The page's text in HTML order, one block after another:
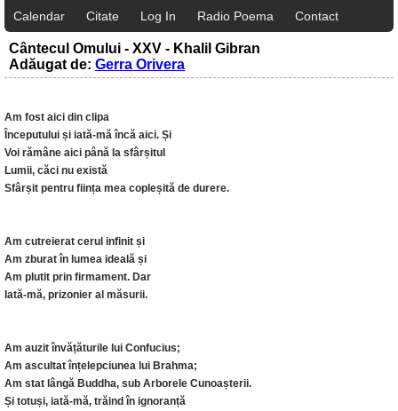
Calendar Citate Log In Radio Poema Contact
Cântecul Omului - XXV - Khalil Gibran
Adăugat de: Gerra Orivera
Am fost aici din clipa
Începutului și iată-mă încă aici. Și
Voi rămâne aici până la sfârșitul
Lumii, căci nu există
Sfârșit pentru ființa mea copleșită de durere.
Am cutreierat cerul infinit și
Am zburat în lumea ideală și
Am plutit prin firmament. Dar
Iată-mă, prizonier al măsurii.
Am auzit învățăturile lui Confucius;
Am ascultat înțelepciunea lui Brahma;
Am stat lângă Buddha, sub Arborele Cunoașterii.
Și totuși, iată-mă, trăind în ignoranță